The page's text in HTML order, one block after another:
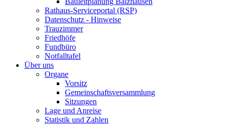
Rathaus-Serviceportal (RSP)
Datenschutz - Hinweise
Trauzimmer
Friedhöfe
Fundbüro
Notfalltafel
Über uns
Organe
Vorsitz
Gemeinschaftsversammlung
Sitzungen
Lage und Anreise
Statistik und Zahlen